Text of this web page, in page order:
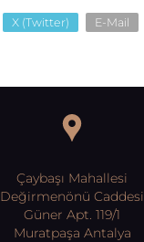
X (Twitter) E-Mail
Çaybaşı Mahallesi
Değirmenönü Caddesi
Güner Apt. 119/1
Muratpaşa Antalya